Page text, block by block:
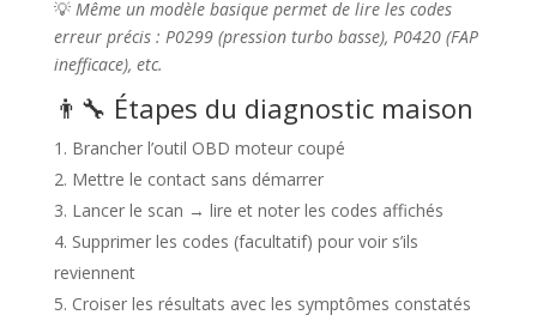
💡 Même un modèle basique permet de lire les codes
erreur précis : P0299 (pression turbo basse), P0420 (FAP
inefficace), etc.
👨‍🔧 Étapes du diagnostic maison
Brancher l’outil OBD moteur coupé
Mettre le contact sans démarrer
Lancer le scan → lire et noter les codes affichés
Supprimer les codes (facultatif) pour voir s’ils
reviennent
Croiser les résultats avec les symptômes constatés